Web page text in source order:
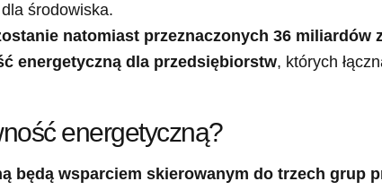
środowiska.
natomiast przeznaczonych 36 miliardów
energetyczną dla przedsiębiorstw, których
energetyczną?
będą wsparciem skierowanym do trzech grup